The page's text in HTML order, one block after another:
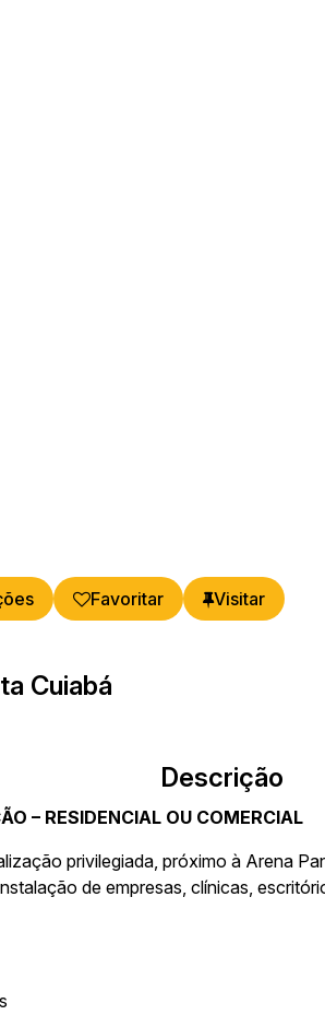
Favoritar
Cuiabá
Descrição
– RESIDENCIAL OU COMERCIAL
privilegiada, próximo à Arena
de empresas, clínicas,